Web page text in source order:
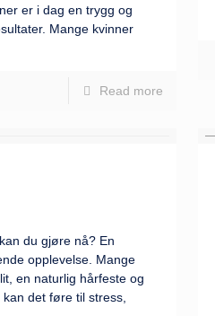
er i dag en trygg og
Mange kvinner
Read more
du gjøre nå? En
opplevelse. Mange
en naturlig hårfeste og
det føre til stress,